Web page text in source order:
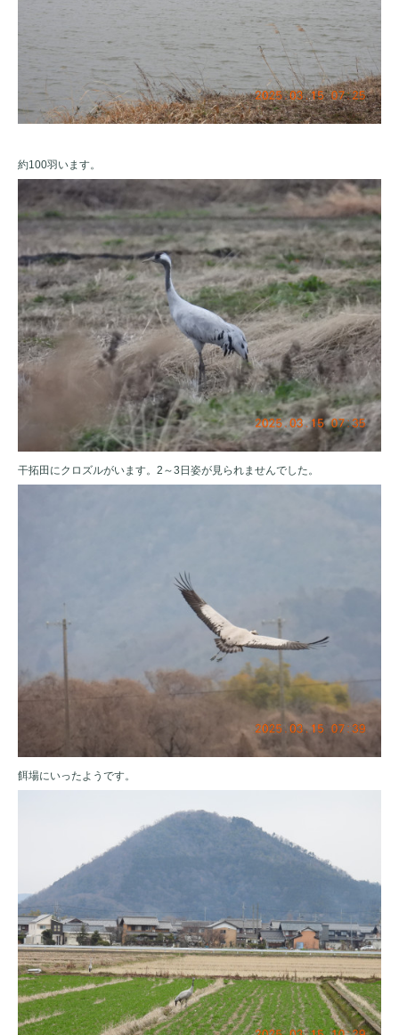
約100羽います。
干拓田にクロズルがいます。2～3日姿が見られませんでした。
餌場にいったようです。